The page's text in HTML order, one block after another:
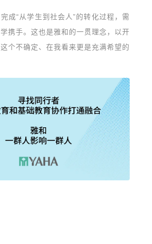
成“从学生到社会人”的转化过程，需
携手。这也是雅和的一贯理念，以开
个不确定、在我看来更是充满希望的